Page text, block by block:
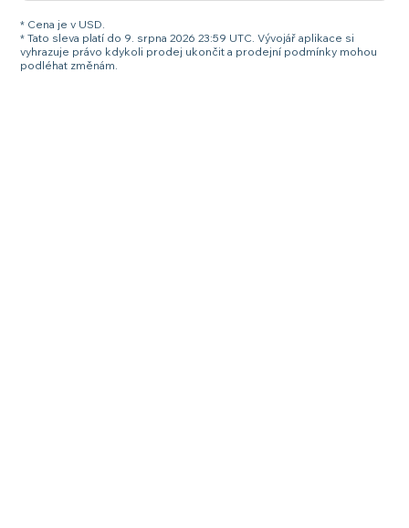
* Cena je v USD.
* Tato sleva platí do 9. srpna 2026 23:59 UTC. Vývojář aplikace si
vyhrazuje právo kdykoli prodej ukončit a prodejní podmínky mohou
podléhat změnám.